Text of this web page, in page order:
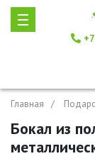
Главная
Бокал из